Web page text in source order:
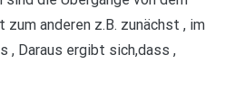
anderen z.B. zunächst , im
, Daraus ergibt sich,dass ,